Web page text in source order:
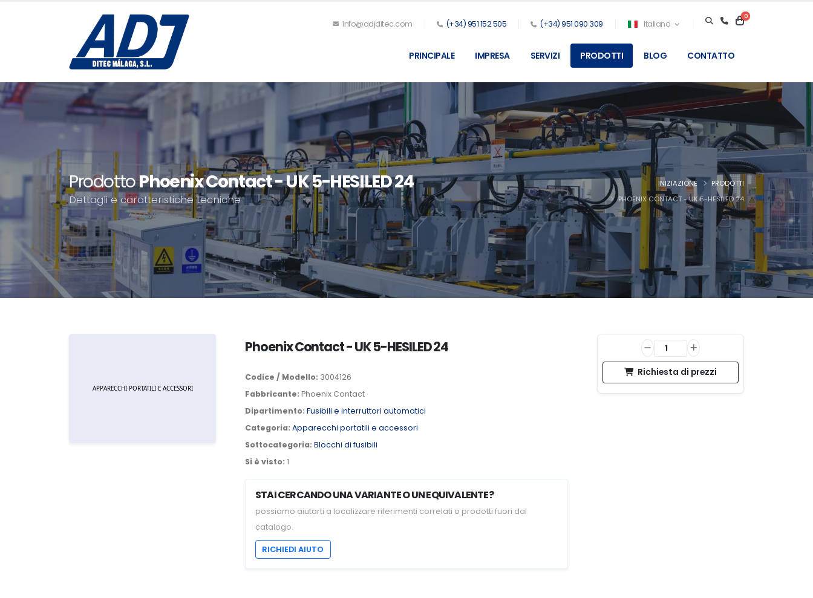
info@adjditec.com (+34) 951 152 505 (+34) 951 090 309 Italiano
0
PRINCIPALE IMPRESA SERVIZI PRODOTTI BLOG CONTATTO
ProdottoPhoenix Contact - UK 5-HESILED 24
Dettagli e caratteristiche tecniche
INIZIAZIONE
PRODOTTI
PHOENIX CONTACT - UK 5-HESILED 24
Phoenix Contact - UK 5-HESILED 24
Codice / Modello: 3004126
Fabbricante: Phoenix Contact
Dipartimento: Fusibili e interruttori automatici
Categoria: Apparecchi portatili e accessori
Sottocategoria: Blocchi di fusibili
Si è visto: 1
STAI CERCANDO UNA VARIANTE O UN EQUIVALENTE?
possiamo aiutarti a localizzare riferimenti correlati o prodotti fuori dal
catalogo.
RICHIEDI AIUTO
Richiesta di prezzi